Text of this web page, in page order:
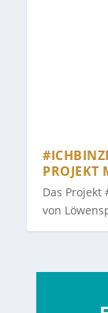
PROJEKT
Das
von